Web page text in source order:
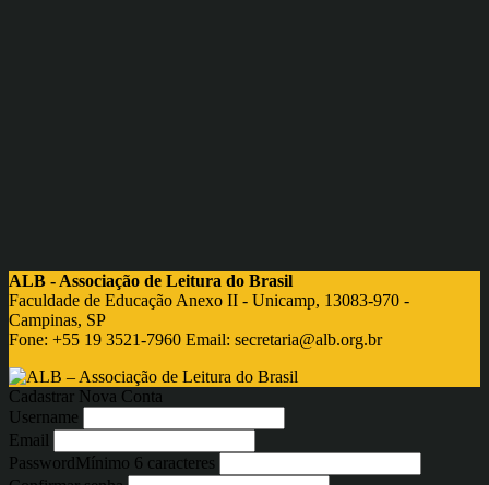
ALB - Associação de Leitura do Brasil
Faculdade de Educação Anexo II - Unicamp, 13083-970 -
Campinas, SP
Fone: +55 19 3521-7960 Email: secretaria@alb.org.br
Cadastrar Nova Conta
Username
Email
PasswordMínimo 6 caracteres